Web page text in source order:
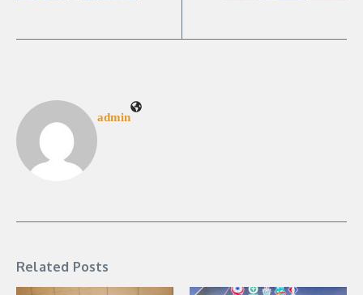
admin
Related Posts